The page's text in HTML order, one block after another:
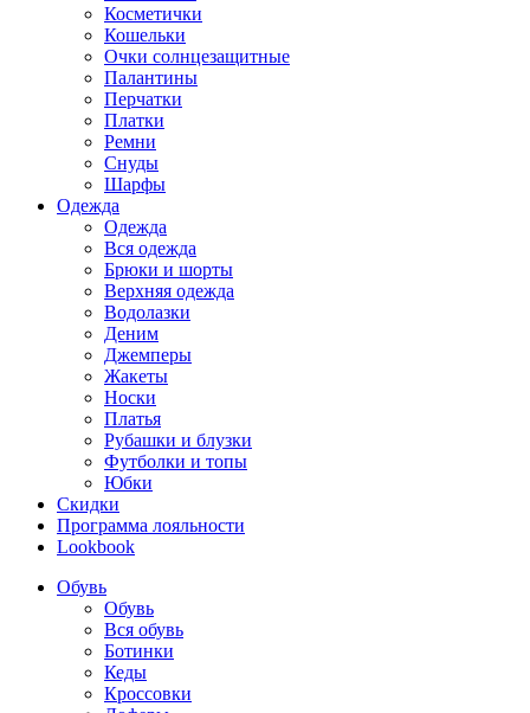
Косметички
Кошельки
Очки солнцезащитные
Палантины
Перчатки
Платки
Ремни
Снуды
Шарфы
Одежда
Одежда
Вся одежда
Брюки и шорты
Верхняя одежда
Водолазки
Деним
Джемперы
Жакеты
Носки
Платья
Рубашки и блузки
Футболки и топы
Юбки
Скидки
Программа лояльности
Lookbook
Обувь
Обувь
Вся обувь
Ботинки
Кеды
Кроссовки